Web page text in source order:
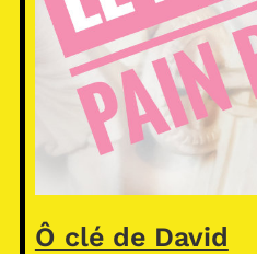
Ô clé de David